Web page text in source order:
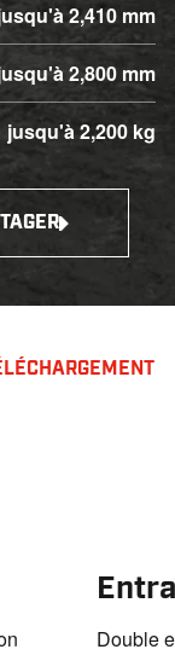
2,410 mm
2,800 mm
jusqu'à 2,200 kg
Double